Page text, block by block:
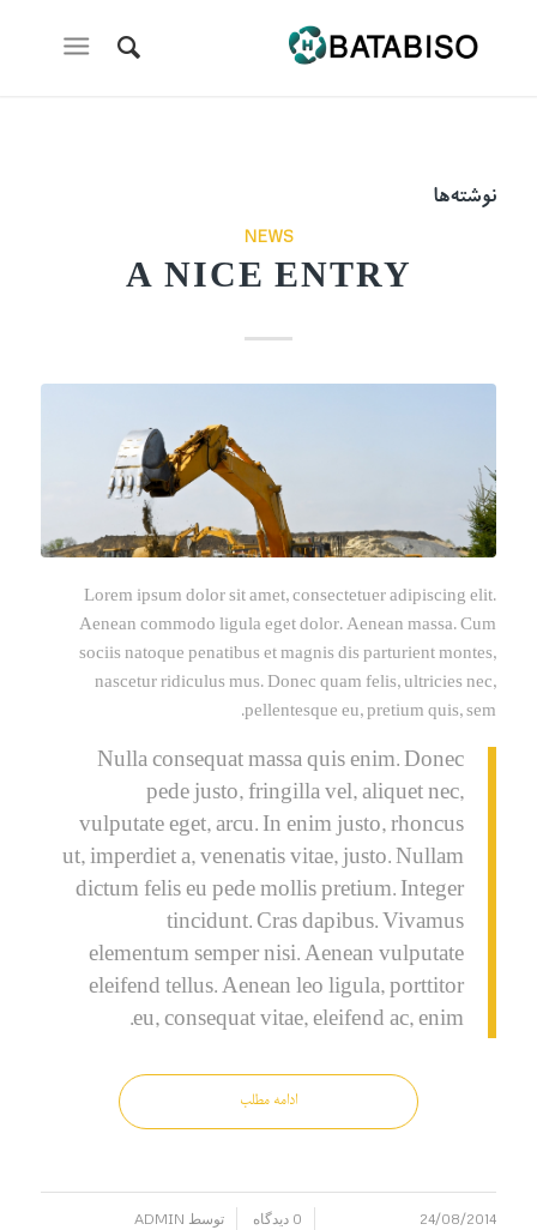
نوشته‌ها
NEWS
A NICE ENTRY
Lorem ipsum dolor sit amet, consectetuer adipiscing elit.
Aenean commodo ligula eget dolor. Aenean massa. Cum
sociis natoque penatibus et magnis dis parturient montes,
nascetur ridiculus mus. Donec quam felis, ultricies nec,
pellentesque eu, pretium quis, sem.
Nulla consequat massa quis enim. Donec
pede justo, fringilla vel, aliquet nec,
vulputate eget, arcu. In enim justo, rhoncus
ut, imperdiet a, venenatis vitae, justo. Nullam
dictum felis eu pede mollis pretium. Integer
tincidunt. Cras dapibus. Vivamus
elementum semper nisi. Aenean vulputate
eleifend tellus. Aenean leo ligula, porttitor
eu, consequat vitae, eleifend ac, enim.
ادامه مطلب
24/08/2014 0 دیدگاه توسط ADMIN